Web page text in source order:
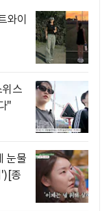
와이
스
"
눈물
')[종